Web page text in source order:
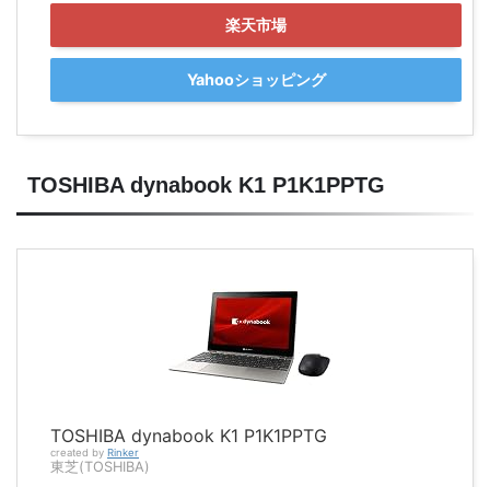
楽天市場
Yahooショッピング
TOSHIBA dynabook K1 P1K1PPTG
TOSHIBA dynabook K1 P1K1PPTG
created by Rinker
東芝(TOSHIBA)